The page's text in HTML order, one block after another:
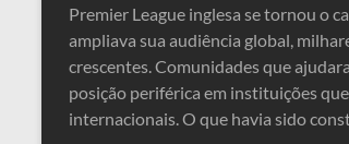
Premier League inglesa se tornou o
ampliava sua audiência global,
crescentes. Comunidades que
posição periférica em instituições
internacionais. O que havia sido